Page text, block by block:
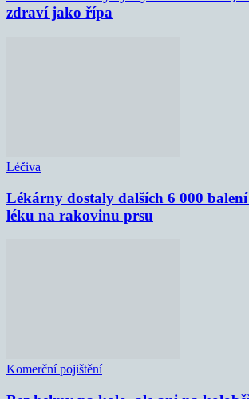
zdraví jako řípa
Léčiva
Lékárny dostaly dalších 6 000
léku na rakovinu prsu
Komerční pojištění